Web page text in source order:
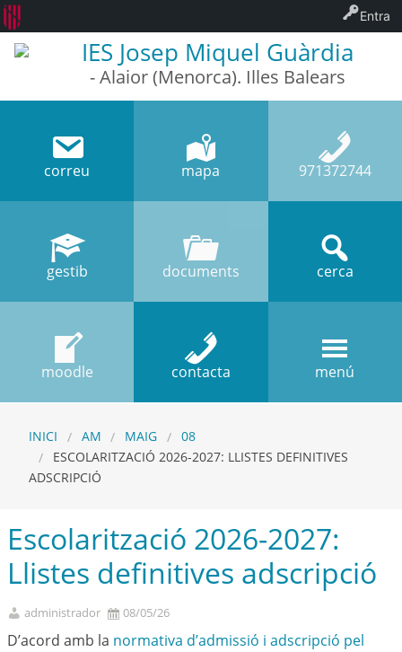
IES Josep Miquel Guàrdia
- Alaior (Menorca). Illes Balears
correu mapa 971372744
gestib documents cerca
moodle contacta menú
INICI AM MAIG
08
ESCOLARITZACIÓ 2026-2027: LLISTES DEFINITIVES
ADSCRIPCIÓ
Escolarització 2026-2027:
Llistes definitives adscripció
administrador 08/05/26
D’acord amb la normativa d’admissió i adscripció pel
Entra